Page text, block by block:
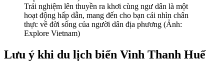
Trải nghiệm lên thuyền ra khơi cùng ngư dân là một
hoạt động hấp dẫn, mang đến cho bạn cái nhìn chân
thực về đời sống của người dân địa phương (Ảnh:
Explore Vietnam)
Lưu ý khi du lịch biển Vinh Thanh Huế